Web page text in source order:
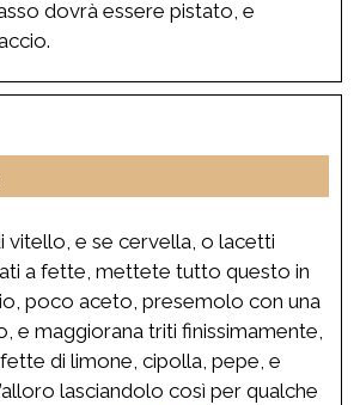
dovrà essere pistato, e
vitello, e se cervella, o lacetti
a fette, mettete tutto questo in
poco aceto, presemolo con una
e maggiorana triti finissimamente,
di limone, cipolla, pepe, e
lasciandolo così per qualche